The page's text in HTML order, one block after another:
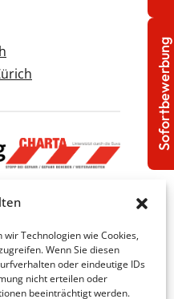
Technologien wie Cookies,
Wenn Sie diesen
oder eindeutige IDs
nicht erteilen oder
beeinträchtigt werden.
Sofortbewerbung